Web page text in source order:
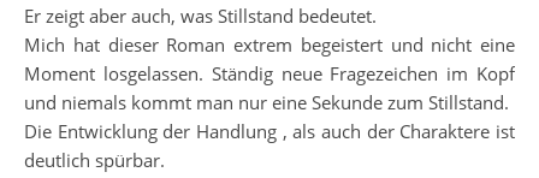
Er zeigt aber auch, was Stillstand bedeutet.
Mich hat dieser Roman extrem begeistert und nicht eine
Moment losgelassen. Ständig neue Fragezeichen im Kopf
und niemals kommt man nur eine Sekunde zum Stillstand.
Die Entwicklung der Handlung , als auch der Charaktere ist
deutlich spürbar.